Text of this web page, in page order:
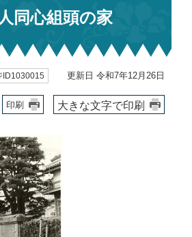
同心組頭の家
ID1030015 更新日 令和7年12月26日
印刷 大きな文字で印刷